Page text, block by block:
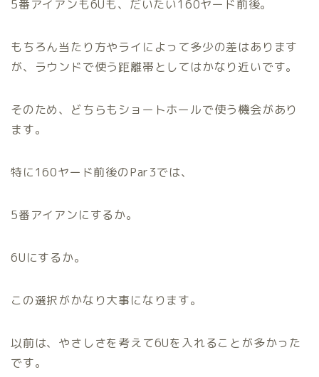
5番アイアンも6Uも、だいたい160ヤード前後。
もちろん当たり方やライによって多少の差はあります
が、ラウンドで使う距離帯としてはかなり近いです。
そのため、どちらもショートホールで使う機会があり
ます。
特に160ヤード前後のPar3では、
5番アイアンにするか。
6Uにするか。
この選択がかなり大事になります。
以前は、やさしさを考えて6Uを入れることが多かった
です。